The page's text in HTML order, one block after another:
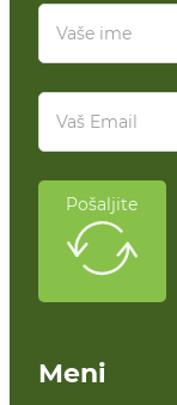
Pošaljite
Meni